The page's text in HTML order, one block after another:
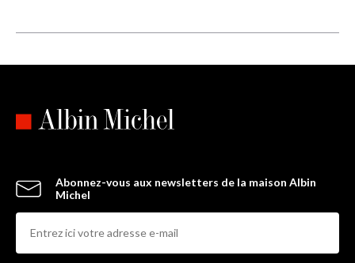
Abonnez-vous aux newsletters de la maison Albin
Michel